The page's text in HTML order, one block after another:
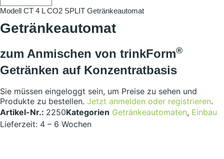
Modell CT 4 L CO2 SPLIT Getränkeautomat
Getränkeautomat
zum Anmischen von trinkForm®
Getränken auf Konzentratbasis
Sie müssen eingeloggt sein, um Preise zu sehen und
Produkte zu bestellen. Jetzt anmelden oder registrieren.
Artikel-Nr.: 2250Kategorien Getränkeautomaten, Einbau
Lieferzeit: 4 – 6 Wochen